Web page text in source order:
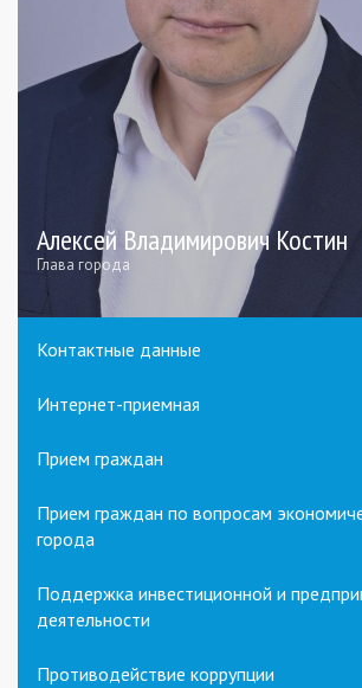
Алексей Владимирович Костин
Глава города
Контактные данные
Интернет-приемная
Прием граждан
Прием граждан по вопросам
города
Поддержка инвестиционной и
деятельности
Противодействие коррупции